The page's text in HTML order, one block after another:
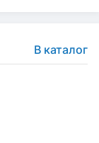
В каталог